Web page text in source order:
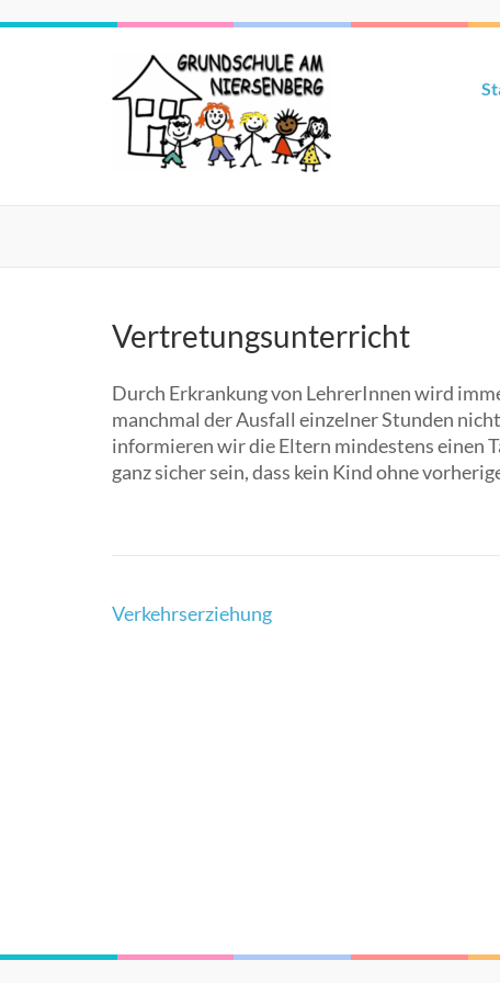
Vertretungsunterricht
Durch Erkrankung von LehrerInnen wird
manchmal der Ausfall einzelner Stunden
informieren wir die Eltern mindestens einen
ganz sicher sein, dass kein Kind ohne
Verkehrserziehung